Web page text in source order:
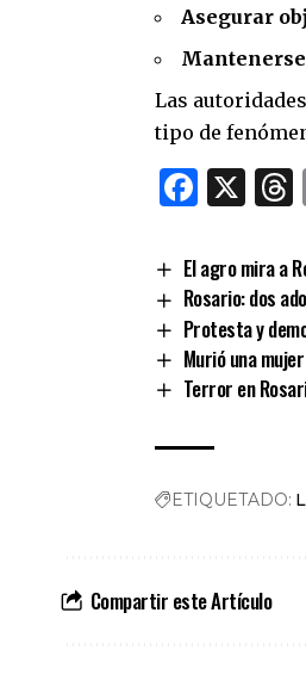
Asegurar
Las
tipo de
X
El agro mira a
Rosario: dos
Protesta y
Murió una
Terror en
ETIQUETADO:
Compartir este Artículo